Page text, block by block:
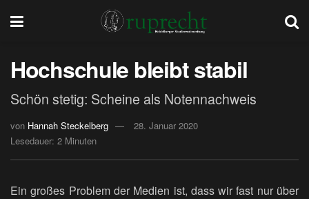
Hochschule bleibt stabil
Schön stetig: Scheine als Notennachweis
von Hannah Steckelberg
28. Januar 2020
Lesedauer: 2 Minuten
Ein großes Problem der Medien ist, dass wir fast nur über